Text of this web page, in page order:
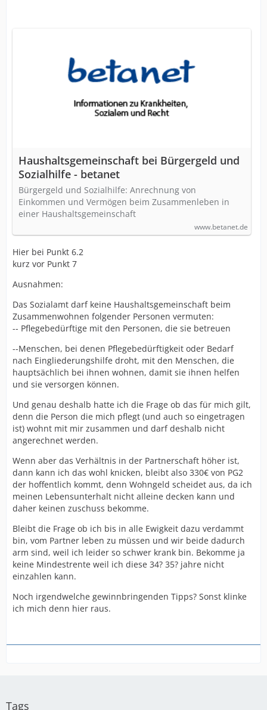
Haushaltsgemeinschaft bei Bürgergeld und
Sozialhilfe - betanet
Bürgergeld und Sozialhilfe: Anrechnung von
Einkommen und Vermögen beim Zusammenleben in
einer Haushaltsgemeinschaft
www.betanet.de
Hier bei Punkt 6.2
kurz vor Punkt 7
Ausnahmen:
Das Sozialamt darf keine Haushaltsgemeinschaft beim
Zusammenwohnen folgender Personen vermuten:
-- Pflegebedürftige mit den Personen, die sie betreuen
--Menschen, bei denen Pflegebedürftigkeit oder Bedarf
nach Eingliederungshilfe droht, mit den Menschen, die
hauptsächlich bei ihnen wohnen, damit sie ihnen helfen
und sie versorgen können.
Und genau deshalb hatte ich die Frage ob das für mich gilt,
denn die Person die mich pflegt (und auch so eingetragen
ist) wohnt mit mir zusammen und darf deshalb nicht
angerechnet werden.
Wenn aber das Verhältnis in der Partnerschaft höher ist,
dann kann ich das wohl knicken, bleibt also 330€ von PG2
der hoffentlich kommt, denn Wohngeld scheidet aus, da ich
meinen Lebensunterhalt nicht alleine decken kann und
daher keinen zuschuss bekomme.
Bleibt die Frage ob ich bis in alle Ewigkeit dazu verdammt
bin, vom Partner leben zu müssen und wir beide dadurch
arm sind, weil ich leider so schwer krank bin. Bekomme ja
keine Mindestrente weil ich diese 34? 35? jahre nicht
einzahlen kann.
Noch irgendwelche gewinnbringenden Tipps? Sonst klinke
ich mich denn hier raus.
Tags